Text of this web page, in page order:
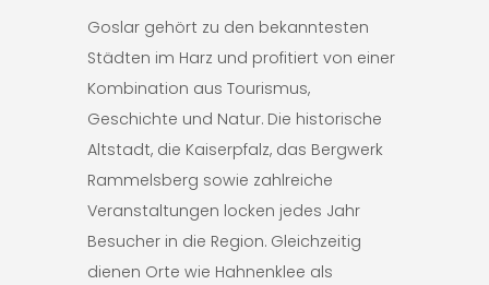
Goslar gehört zu den bekanntesten
Städten im Harz und profitiert von einer
Kombination aus Tourismus,
Geschichte und Natur. Die historische
Altstadt, die Kaiserpfalz, das Bergwerk
Rammelsberg sowie zahlreiche
Veranstaltungen locken jedes Jahr
Besucher in die Region. Gleichzeitig
dienen Orte wie Hahnenklee als